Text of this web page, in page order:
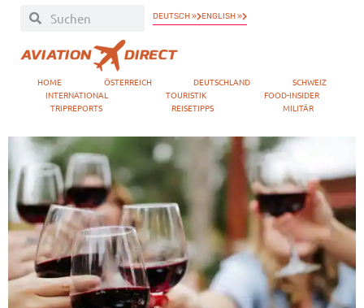
DEUTSCH » ENGLISH »
HOME ÖSTERREICH DEUTSCHLAND
SCHWEIZ
INTERNATIONAL
TOURISTIK
FOOD-INSIDER
TRIPREPORTS
REISETIPPS MILITÄR